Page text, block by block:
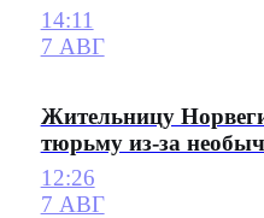
14:11
7 АВГ
Жительницу
тюрьму из-за
12:26
7 АВГ